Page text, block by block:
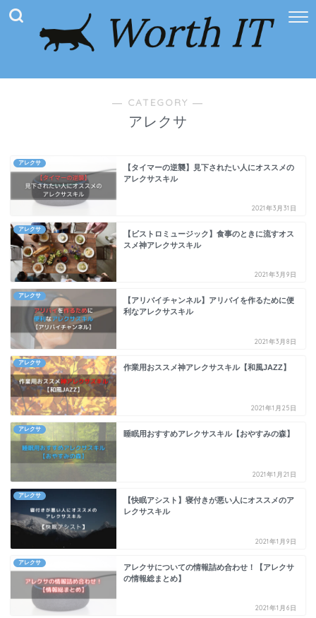
― CATEGORY ―
アレクサ
アレクサ
【タイマーの逆襲】見下されたい人にオススメの
アレクサスキル
2021年3月31日
アレクサ
【ビストロミュージック】食事のときに流すオス
スメ神アレクサスキル
2021年3月9日
アレクサ
【アリバイチャンネル】アリバイを作るために便
利なアレクサスキル
2021年3月8日
アレクサ
作業用おススメ神アレクサスキル【和風JAZZ】
2021年1月25日
アレクサ
睡眠用おすすめアレクサスキル【おやすみの森】
2021年1月21日
アレクサ
【快眠アシスト】寝付きが悪い人にオススメのア
レクサスキル
2021年1月9日
アレクサ
アレクサについての情報詰め合わせ！【アレクサ
の情報総まとめ】
2021年1月6日